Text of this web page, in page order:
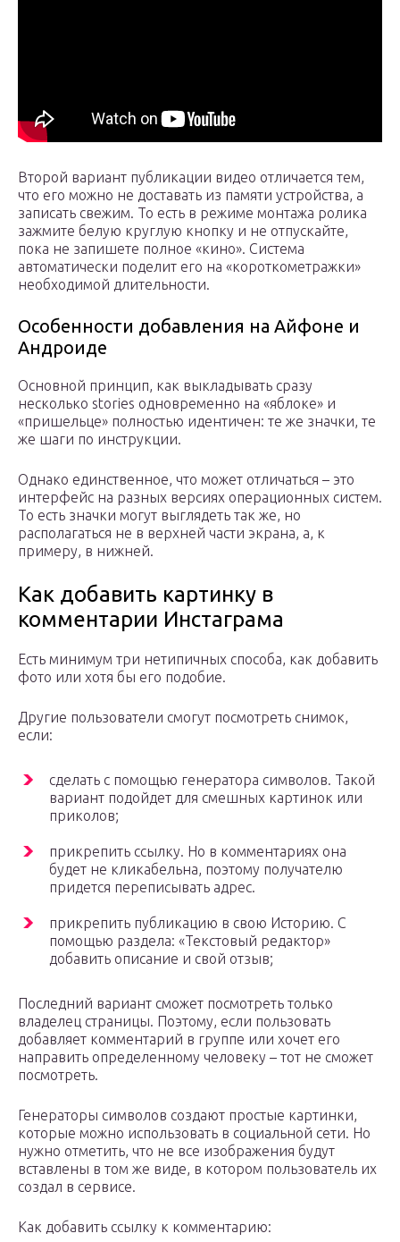
Второй вариант публикации видео отличается тем,
что его можно не доставать из памяти устройства, а
записать свежим. То есть в режиме монтажа ролика
зажмите белую круглую кнопку и не отпускайте,
пока не запишете полное «кино». Система
автоматически поделит его на «короткометражки»
необходимой длительности.
Особенности добавления на Айфоне и
Андроиде
Основной принцип, как выкладывать сразу
несколько stories одновременно на «яблоке» и
«пришельце» полностью идентичен: те же значки, те
же шаги по инструкции.
Однако единственное, что может отличаться – это
интерфейс на разных версиях операционных систем.
То есть значки могут выглядеть так же, но
располагаться не в верхней части экрана, а, к
примеру, в нижней.
Как добавить картинку в
комментарии Инстаграма
Есть минимум три нетипичных способа, как добавить
фото или хотя бы его подобие.
Другие пользователи смогут посмотреть снимок,
если:
сделать с помощью генератора символов. Такой
вариант подойдет для смешных картинок или
приколов;
прикрепить ссылку. Но в комментариях она
будет не кликабельна, поэтому получателю
придется переписывать адрес.
прикрепить публикацию в свою Историю. С
помощью раздела: «Текстовый редактор»
добавить описание и свой отзыв;
Последний вариант сможет посмотреть только
владелец страницы. Поэтому, если пользовать
добавляет комментарий в группе или хочет его
направить определенному человеку – тот не сможет
посмотреть.
Генераторы символов создают простые картинки,
которые можно использовать в социальной сети. Но
нужно отметить, что не все изображения будут
вставлены в том же виде, в котором пользователь их
создал в сервисе.
Как добавить ссылку к комментарию: